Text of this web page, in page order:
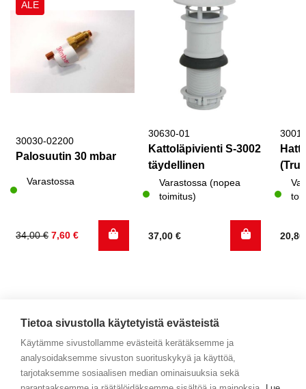
ALE
30030-02200
Palosuutin 30 mbar
Varastossa
34,00€
Alkuperäinen
7,60 €
Nykyinen
30630-01
Kattoläpivienti S-3002
täydellinen
Varastossa (nopea
toimitus)
37,00 €
Yhteystiedot
Tietoa sivustolla käytetyistä evästeistä
Käytämme sivustollamme evästeitä kerätäksemme ja
analysoidaksemme sivuston suorituskykyä ja käyttöä,
tarjotaksemme sosiaalisen median ominaisuuksia sekä